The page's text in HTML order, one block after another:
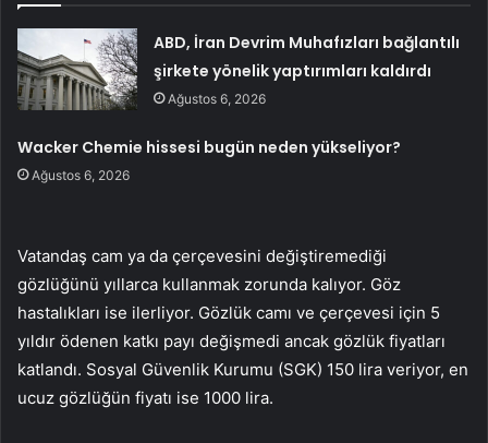
ABD, İran Devrim Muhafızları bağlantılı
şirkete yönelik yaptırımları kaldırdı
Ağustos 6, 2026
Wacker Chemie hissesi bugün neden yükseliyor?
Ağustos 6, 2026
Vatandaş cam ya da çerçevesini değiştiremediği
gözlüğünü yıllarca kullanmak zorunda kalıyor. Göz
hastalıkları ise ilerliyor. Gözlük camı ve çerçevesi için 5
yıldır ödenen katkı payı değişmedi ancak gözlük fiyatları
katlandı. Sosyal Güvenlik Kurumu (SGK) 150 lira veriyor, en
ucuz gözlüğün fiyatı ise 1000 lira.